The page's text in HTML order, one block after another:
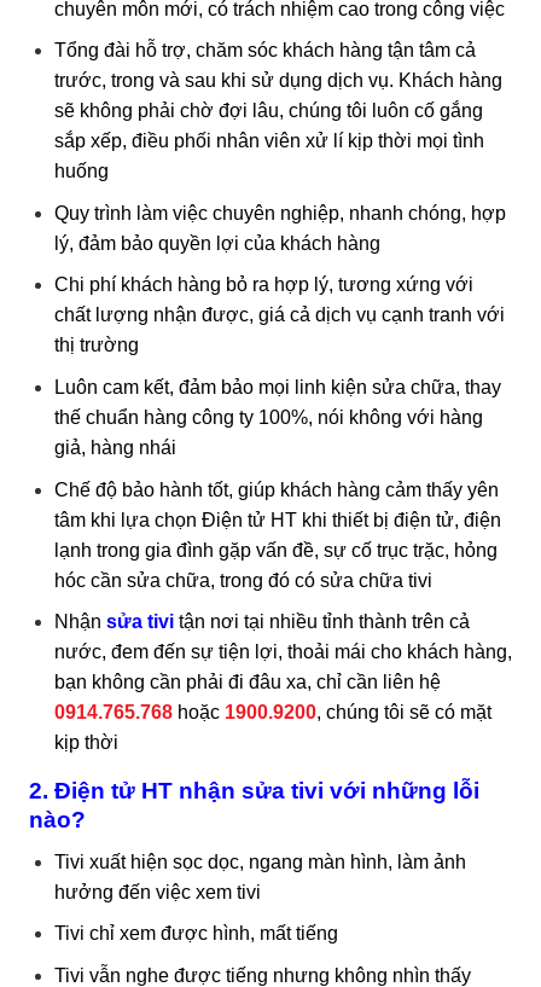
chuyên môn mới, có trách nhiệm cao trong công việc
Tổng đài hỗ trợ, chăm sóc khách hàng tận tâm cả
trước, trong và sau khi sử dụng dịch vụ. Khách hàng
sẽ không phải chờ đợi lâu, chúng tôi luôn cố gắng
sắp xếp, điều phối nhân viên xử lí kịp thời mọi tình
huống
Quy trình làm việc chuyên nghiệp, nhanh chóng, hợp
lý, đảm bảo quyền lợi của khách hàng
Chi phí khách hàng bỏ ra hợp lý, tương xứng với
chất lượng nhận được, giá cả dịch vụ cạnh tranh với
thị trường
Luôn cam kết, đảm bảo mọi linh kiện sửa chữa, thay
thế chuẩn hàng công ty 100%, nói không với hàng
giả, hàng nhái
Chế độ bảo hành tốt, giúp khách hàng cảm thấy yên
tâm khi lựa chọn Điện tử HT khi thiết bị điện tử, điện
lạnh trong gia đình gặp vấn đề, sự cố trục trặc, hỏng
hóc cần sửa chữa, trong đó có sửa chữa tivi
Nhận sửa tivitận nơi tại nhiều tỉnh thành trên cả
nước, đem đến sự tiện lợi, thoải mái cho khách hàng,
bạn không cần phải đi đâu xa, chỉ cần liên hệ
0914.765.768hoặc1900.9200, chúng tôi sẽ có mặt
kịp thời
2. Điện tử HT nhận sửa tivi với những lỗi
nào?
Tivi xuất hiện sọc dọc, ngang màn hình, làm ảnh
hưởng đến việc xem tivi
Tivi chỉ xem được hình, mất tiếng
Tivi vẫn nghe được tiếng nhưng không nhìn thấy